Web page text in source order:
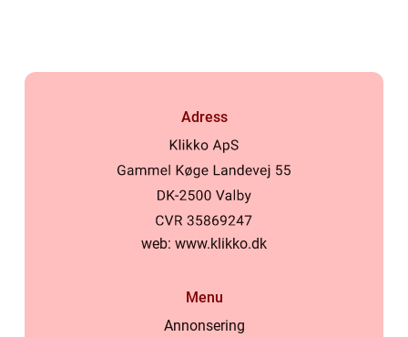
Adress
web: www.klikko.dk
Menu
Annonsering